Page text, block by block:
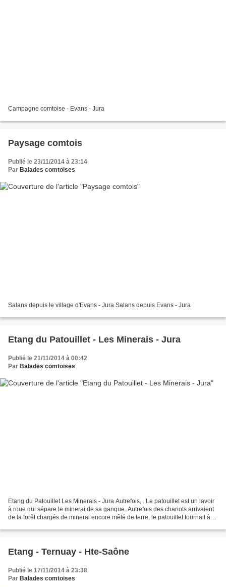
Campagne comtoise - Evans - Jura
Paysage comtois
Publié le 23/11/2014 à 23:14
Par Balades comtoises
Salans depuis le village d'Evans - Jura Salans depuis Evans - Jura
Etang du Patouillet - Les Minerais - Jura
Publié le 21/11/2014 à 00:42
Par Balades comtoises
Etang du Patouillet Les Minerais - Jura Autrefois, . Le patouillet est un lavoir
à roue qui sépare le minerai de sa gangue. Autrefois des chariots arrivaient
de la forêt chargés de minerai encore mêlé de terre, le patouillet tournait à
Etang - Ternuay - Hte-Saône
Publié le 17/11/2014 à 23:38
Par Balades comtoises